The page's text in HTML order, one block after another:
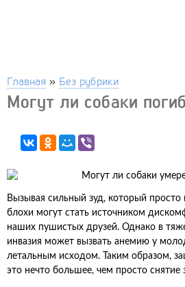
Главная » Без рубрики
Могут ли собаки
Вызывая сильный зуд, который просто
блохи могут стать источником
наших пушистых друзей. Однако в
инвазия может вызвать анемию у
летальным исходом. Таким образом,
это нечто большее, чем просто снятие